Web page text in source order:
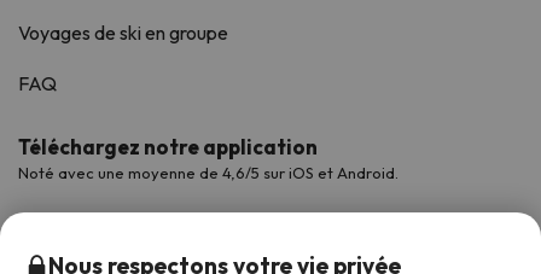
Voyages de ski en groupe
FAQ
Téléchargez notre application
Noté avec une moyenne de 4,6/5 sur iOS et Android.
Nous respectons votre vie privée